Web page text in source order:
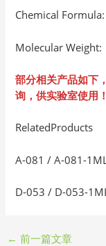
Chemical
Molecular
部分相关产品如下
询，供实验室使用！
RelatedProducts
A-081 / A-081-
D-053 / D-053-
← 前一篇文章